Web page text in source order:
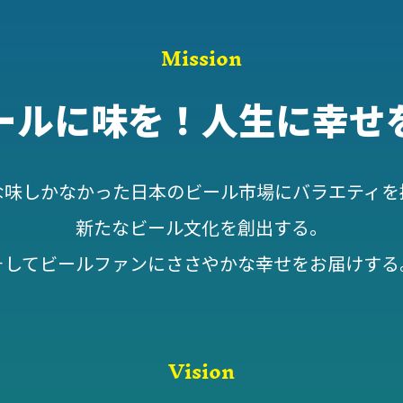
Mission
ルに味を！人生に幸せ
しかなかった日本のビール市場にバラエティを
新たなビール文化を創出する。
してビールファンにささやかな幸せをお届けする
Vision